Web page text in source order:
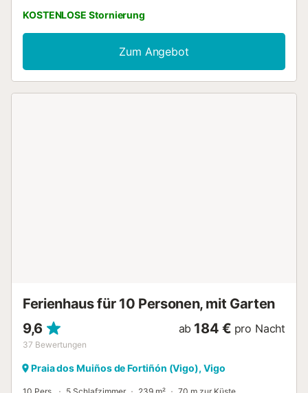
KOSTENLOSE Stornierung
Zum Angebot
Ferienhaus für 10 Personen, mit Garten
9,6
37 Bewertungen
ab 184 € pro Nacht
Praia dos Muiños de Fortiñón (Vigo), Vigo